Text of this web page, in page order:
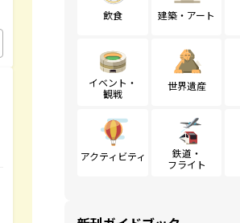
飲食 建築・アート
イベント・
観戦
世界遺産
アクティビティ
鉄道・
フライト